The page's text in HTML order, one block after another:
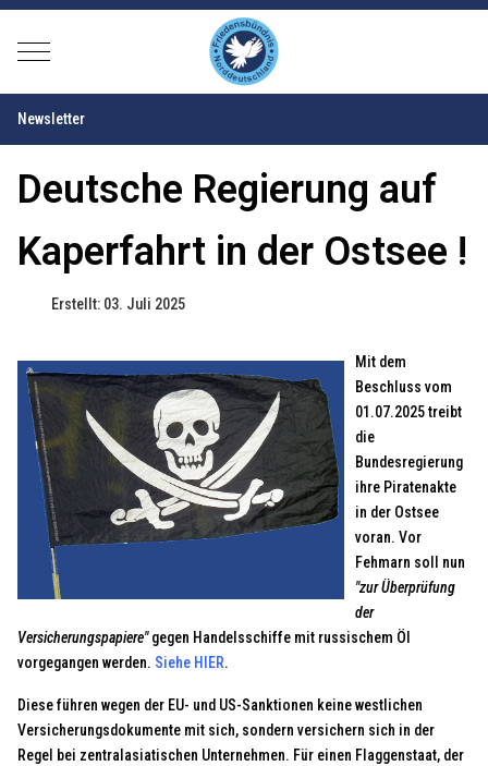
Mobile Menu Toggle
Newsletter
Deutsche Regierung auf
Kaperfahrt in der Ostsee !
Erstellt: 03. Juli 2025
Mit dem
Beschluss vom
01.07.2025 treibt
die
Bundesregierung
ihre Piratenakte
in der Ostsee
voran. Vor
Fehmarn soll nun
"zur Überprüfung
der
Versicherungspapiere"gegen Handelsschiffe mit russischem Öl
vorgegangen werden. Siehe HIER.
Diese führen wegen der EU- und US-Sanktionen keine westlichen
Versicherungsdokumente mit sich, sondern versichern sich in der
Regel bei zentralasiatischen Unternehmen. Für einen Flaggenstaat, der